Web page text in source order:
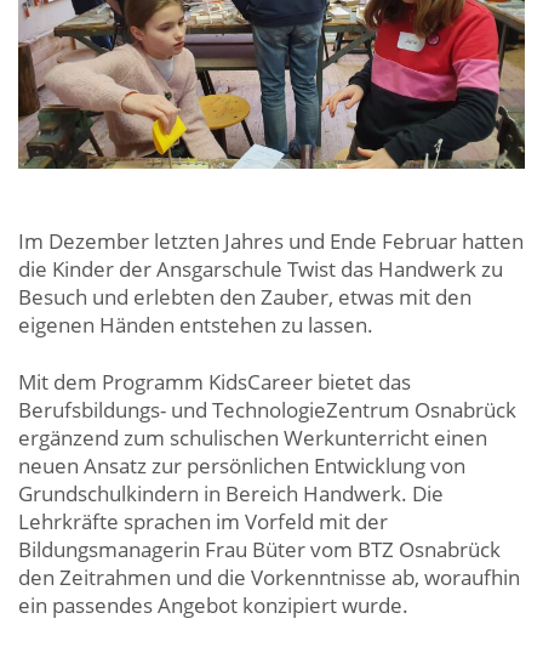
Im Dezember letzten Jahres und Ende Februar hatten
die Kinder der Ansgarschule Twist das Handwerk zu
Besuch und erlebten den Zauber, etwas mit den
eigenen Händen entstehen zu lassen.
Mit dem Programm KidsCareer bietet das
Berufsbildungs- und TechnologieZentrum Osnabrück
ergänzend zum schulischen Werkunterricht einen
neuen Ansatz zur persönlichen Entwicklung von
Grundschulkindern in Bereich Handwerk. Die
Lehrkräfte sprachen im Vorfeld mit der
Bildungsmanagerin Frau Büter vom BTZ Osnabrück
den Zeitrahmen und die Vorkenntnisse ab, woraufhin
ein passendes Angebot konzipiert wurde.